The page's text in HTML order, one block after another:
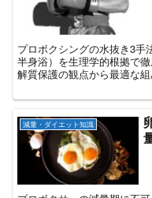
プロボクシングの水抜き3手
半身浴）を生理学的根拠で
解質保護の観点から最適な
減量・ダイエット知識